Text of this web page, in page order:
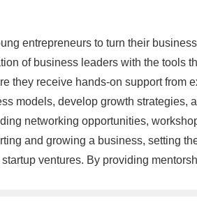
entrepreneurs to turn their
of business leaders with the tools
they receive hands-on support from
models, develop growth strategies,
networking opportunities,
and growing a business, setting
ventures. By providing